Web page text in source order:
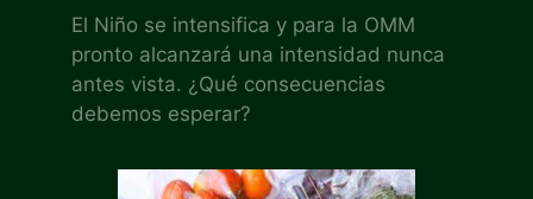
El Niño se intensifica y para la OMM
pronto alcanzará una intensidad nunca
antes vista. ¿Qué consecuencias
debemos esperar?